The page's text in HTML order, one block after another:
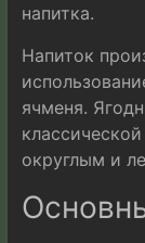
напитка.
Напиток
ячменя.
округлым и